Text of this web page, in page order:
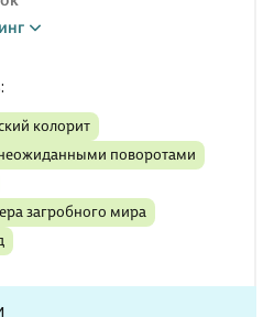
колорит
поворотами
загробного мира